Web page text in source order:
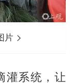
片
灌系统，让